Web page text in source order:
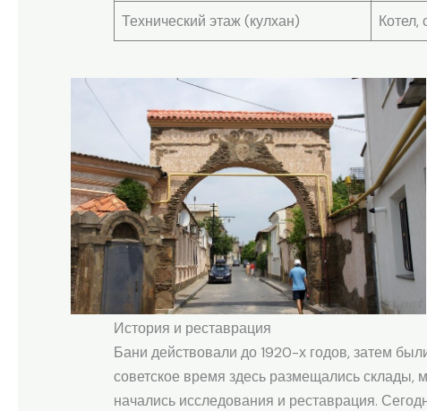
Технический этаж (кулхан) Котел,
История и реставрация
Бани действовали до 1920-х годов, затем
советское время здесь размещались склады,
начались исследования и реставрация.